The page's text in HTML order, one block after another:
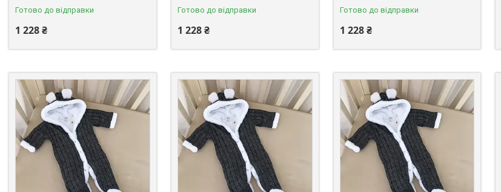
Готово до відправки
1 228 ₴
Готово до відправки
1 228 ₴
Готово до відправки
1 228 ₴